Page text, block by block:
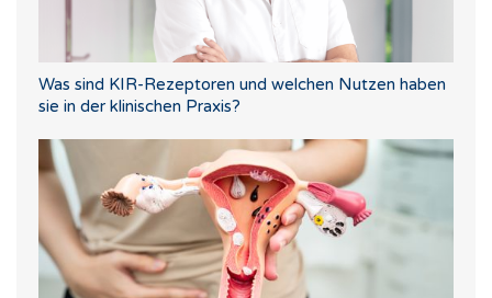
Was sind KIR-Rezeptoren und welchen Nutzen haben
sie in der klinischen Praxis?